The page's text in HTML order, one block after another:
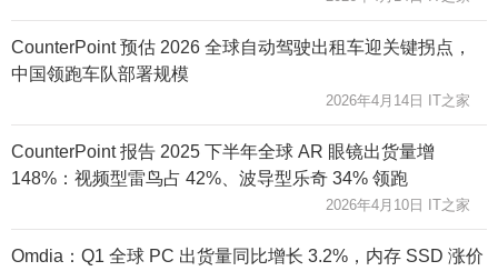
CounterPoint 预估 2026 全球自动驾驶出租车迎关键拐点，
中国领跑车队部署规模
2026年4月14日 IT之家
CounterPoint 报告 2025 下半年全球 AR 眼镜出货量增
148%：视频型雷鸟占 42%、波导型乐奇 34% 领跑
2026年4月10日 IT之家
Omdia：Q1 全球 PC 出货量同比增长 3.2%，内存 SSD 涨价